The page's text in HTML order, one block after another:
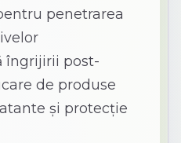
penetrarea
îngrijirii post-
de produse
și protecție